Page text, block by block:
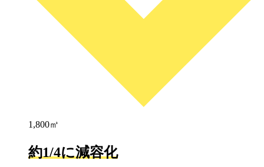
1,800㎥
約1/4に減容化